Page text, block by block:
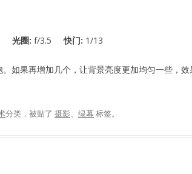
光圈: f/3.5快门: 1/13
如果再增加几个，让背景亮度更加均匀一些，效
分类，被贴了 摄影、 绿幕 标签。